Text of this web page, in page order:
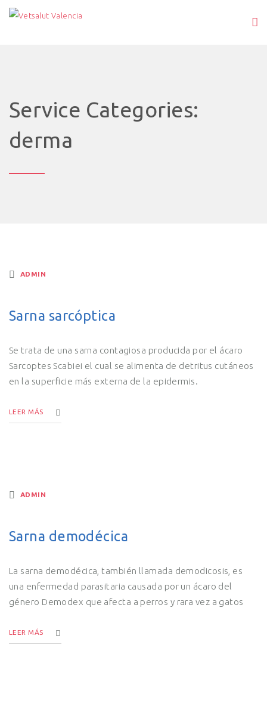
Service Categories:
derma
ADMIN
Sarna sarcóptica
Se trata de una sarna contagiosa producida por el ácaro
Sarcoptes Scabiei el cual se alimenta de detritus cutáneos
en la superficie más externa de la epidermis.
LEER MÁS
ADMIN
Sarna demodécica
La sarna demodécica, también llamada demodicosis, es
una enfermedad parasitaria causada por un ácaro del
género Demodex que afecta a perros y rara vez a gatos
LEER MÁS